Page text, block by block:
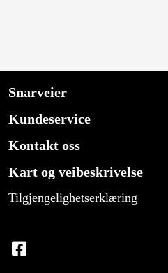
Snarveier
Kundeservice
Kontakt oss
Kart og veibeskrivelse
Tilgjengelighetserklæring